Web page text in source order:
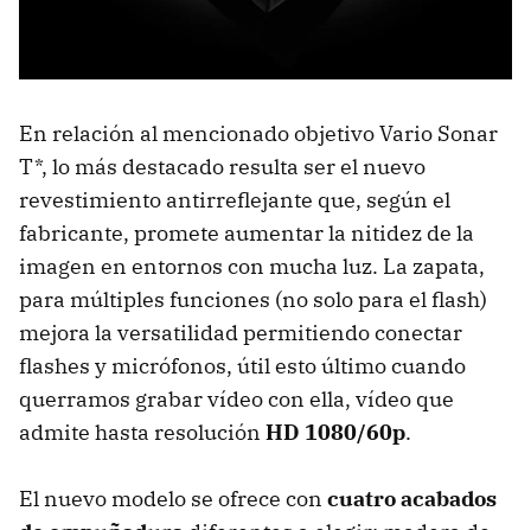
En relación al mencionado objetivo Vario Sonar
T*, lo más destacado resulta ser el nuevo
revestimiento antirreflejante que, según el
fabricante, promete aumentar la nitidez de la
imagen en entornos con mucha luz. La zapata,
para múltiples funciones (no solo para el flash)
mejora la versatilidad permitiendo conectar
flashes y micrófonos, útil esto último cuando
querramos grabar vídeo con ella, vídeo que
admite hasta resolución HD 1080/60p.
El nuevo modelo se ofrece con cuatro acabados